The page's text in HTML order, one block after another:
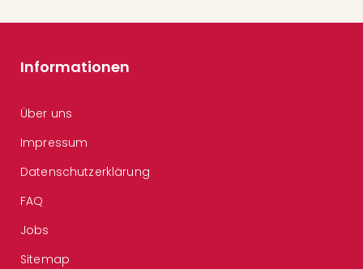
Informationen
Über uns
Impressum
Datenschutzerklärung
FAQ
Jobs
Sitemap